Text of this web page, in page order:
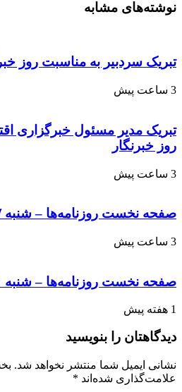
نوشته‌های مشابه
تبریک سردبیر به مناسبت روز
3 ساعت پیش
تبریک مدیر مسئول خبرگزاری
روز خبرنگار
3 ساعت پیش
صفحه نخست روزنامه‌ها – شنبه ۱۷ مرداد
3 ساعت پیش
صفحه نخست روزنامه‌ها – شنبه ۱۰ مرداد
1 هفته پیش
دیدگاهتان را بنویسید
نشانی ایمیل شما منتشر نخواهد شد.
علامت‌گذاری شده‌اند *